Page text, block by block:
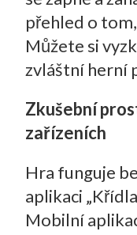
přehled o
Můžete si
zvláštní herní
Zkušební
zařízeních
Hra funguje
aplikaci
Mobilní